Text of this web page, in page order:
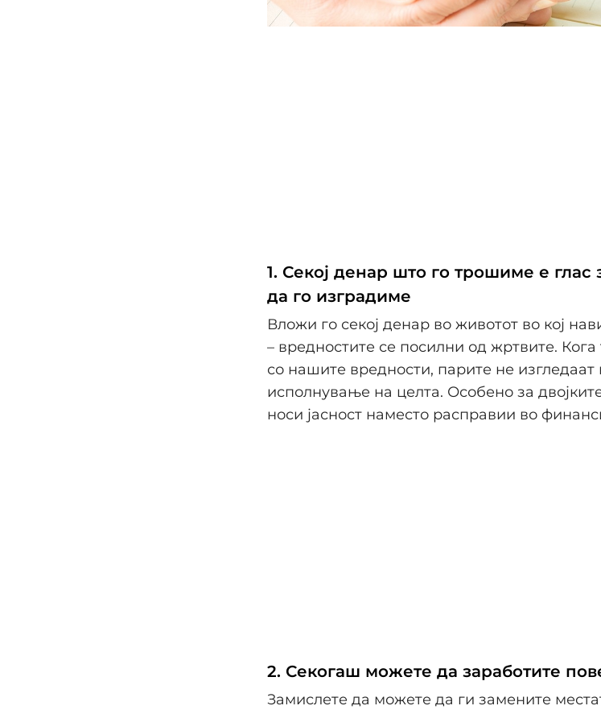
1. Секој денар што го трошиме е
да го изградиме
Вложи го секој денар во животот во кој
– вредностите се посилни од жртвите.
со нашите вредности, парите не изгледаат
исполнување на целта. Особено за
носи јасност наместо расправии во
2. Секогаш можете да заработите
Замислете да можете да ги замените